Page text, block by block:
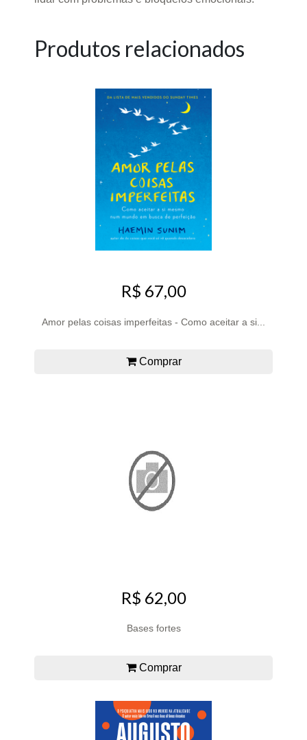
Produtos relacionados
R$ 67,00
Amor pelas coisas imperfeitas - Como aceitar a si...
Comprar
R$ 62,00
Bases fortes
Comprar